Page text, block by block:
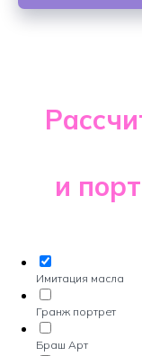
и
Имитация масла
Гранж портрет
Браш Арт